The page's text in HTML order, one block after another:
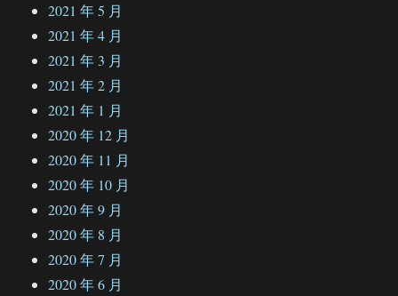
2021 年 5 月
2021 年 4 月
2021 年 3 月
2021 年 2 月
2021 年 1 月
2020 年 12 月
2020 年 11 月
2020 年 10 月
2020 年 9 月
2020 年 8 月
2020 年 7 月
2020 年 6 月